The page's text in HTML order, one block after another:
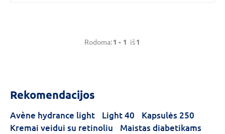
Rodoma:1 - 1 iš1
Rekomendacijos
Avène hydrance light Light 40
Kapsulės 250
Kremai veidui su retinoliu
Maistas diabetikams